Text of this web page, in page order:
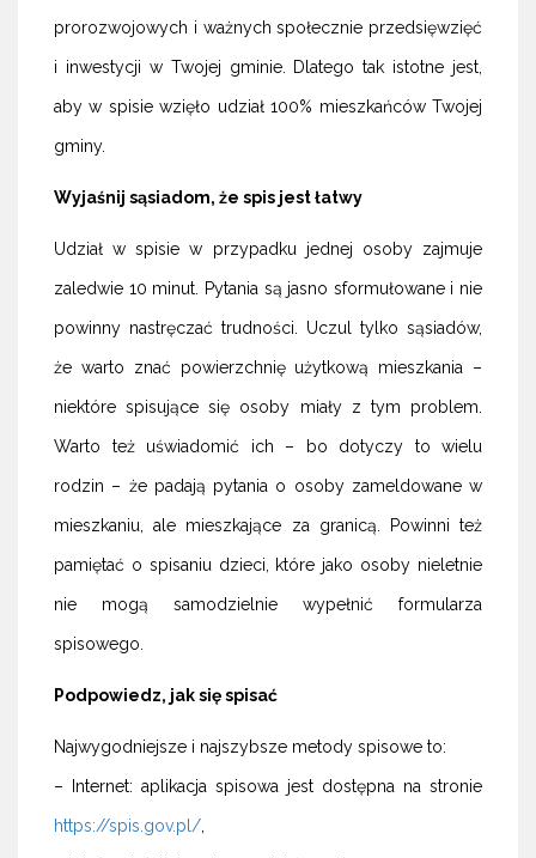
prorozwojowych i ważnych społecznie przedsięwzięć
i inwestycji w Twojej gminie. Dlatego tak istotne jest,
aby w spisie wzięło udział 100% mieszkańców Twojej
gminy.
Wyjaśnij sąsiadom, że spis jest łatwy
Udział w spisie w przypadku jednej osoby zajmuje
zaledwie 10 minut. Pytania są jasno sformułowane i nie
powinny nastręczać trudności. Uczul tylko sąsiadów,
że warto znać powierzchnię użytkową mieszkania –
niektóre spisujące się osoby miały z tym problem.
Warto też uświadomić ich – bo dotyczy to wielu
rodzin – że padają pytania o osoby zameldowane w
mieszkaniu, ale mieszkające za granicą. Powinni też
pamiętać o spisaniu dzieci, które jako osoby nieletnie
nie mogą samodzielnie wypełnić formularza
spisowego.
Podpowiedz, jak się spisać
Najwygodniejsze i najszybsze metody spisowe to:
– Internet: aplikacja spisowa jest dostępna na stronie
https://spis.gov.pl/